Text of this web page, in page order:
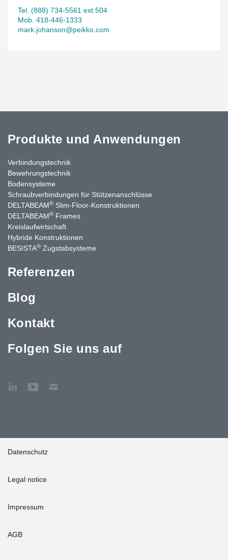
Tel. (888) 734-5561 ext.504
Mob. 418-446-1333
mark.johanson@peikko.com
Produkte und Anwendungen
Verbindungstechnik
Bewehrungstechnik
Bodensysteme
Schraubverbindungen für Stützenanschlüsse
DELTABEAM® Slim-Floor-Konstruktionen
DELTABEAM® Frames
Kreislaufwirtschaft
Hybride Konstruktionen
BESISTA® Zugstabsysteme
Referenzen
Blog
Kontakt
Folgen Sie uns auf
Datenschutz
Legal notice
Impressum
AGB